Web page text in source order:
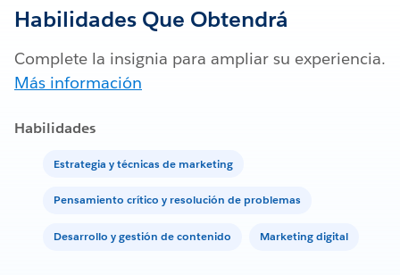
Habilidades Que Obtendrá
Complete la insignia para ampliar su experiencia.
Más información
Habilidades
Estrategia y técnicas de marketing
Pensamiento crítico y resolución de problemas
Desarrollo y gestión de contenido Marketing digital